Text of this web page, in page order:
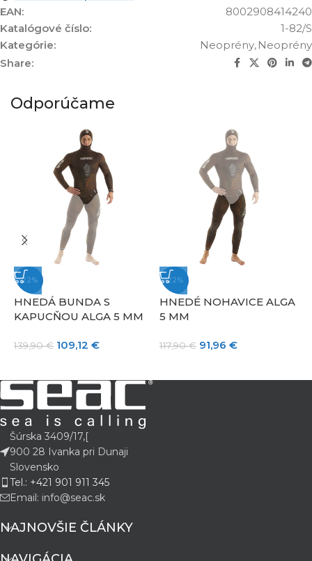
EAN:
8002908414240
Katalógové číslo:
1-82/S
Kategórie:
Neoprény, Neoprény
Share:
Odporúčame
-22%
HNEDÁ BUNDA S
KAPUCŇOU ALGA 5 MM
139,90€ 109,12 €
-22%
HNEDÉ NOHAVICE ALGA
5 MM
117,90€ 91,96 €
Šúrska 3409/17,[
900 28 Ivanka pri Dunaji
Slovensko
Tel.: +421 901 911 345
Email: info@seac.sk
NAJNOVŠIE ČLÁNKY